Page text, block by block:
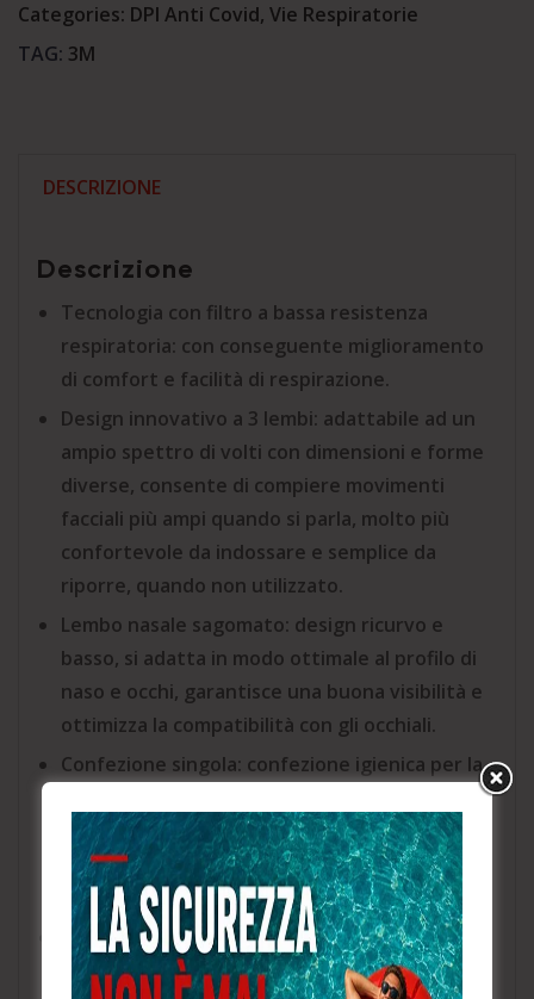
3M™
Aura™
Categories: DPI Anti Covid, Vie Respiratorie
TAG: 3M
DESCRIZIONE
Descrizione
Tecnologia con filtro a bassa resistenza
respiratoria: con conseguente miglioramento
di comfort e facilità di respirazione.
Design innovativo a 3 lembi: adattabile ad un
ampio spettro di volti con dimensioni e forme
diverse, consente di compiere movimenti
facciali più ampi quando si parla, molto più
confortevole da indossare e semplice da
riporre, quando non utilizzato.
Lembo nasale sagomato: design ricurvo e
basso, si adatta in modo ottimale al profilo di
naso e occhi, garantisce una buona visibilità e
ottimizza la compatibilità con gli occhiali.
Confezione singola: confezione igienica per la
contaminazioni prima dell’uso, consentendone
la conservazione in modo pratico e la
distribuzioone nell’ambiente di lavoro.
Il pannello superiore in rilievo contribuisce a
ridurre l’appannamento degli occhiali